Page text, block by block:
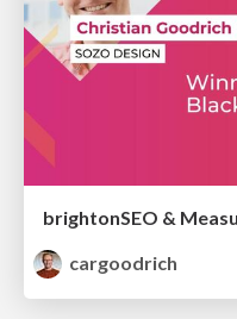
cargoodrich